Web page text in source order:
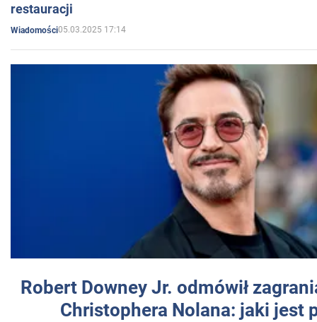
restauracji
Wiadomości05.03.2025 17:14
Robert Downey Jr. odmówił
Christophera Nolana: jaki jest